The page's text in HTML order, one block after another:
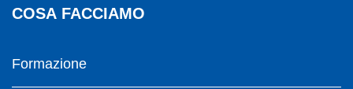
COSA FACCIAMO
Formazione